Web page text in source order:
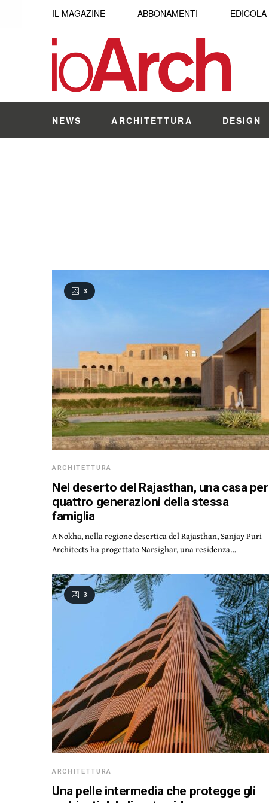
IL MAGAZINE ABBONAMENTI EDICOLA
NEWS ARCHITETTURA DESIGN
3
ARCHITETTURA
Nel deserto del Rajasthan, una casa per
quattro generazioni della stessa
famiglia
A Nokha, nella regione desertica del Rajasthan, Sanjay Puri
Architects ha progettato Narsighar, una residenza…
3
ARCHITETTURA
Una pelle intermedia che protegge gli